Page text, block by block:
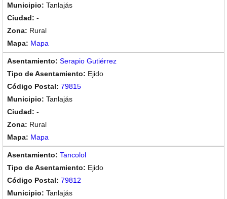
Tanlajás
-
Rural
Mapa
Serapio Gutiérrez
Ejido
79815
Tanlajás
-
Rural
Mapa
Tancolol
Ejido
79812
Tanlajás